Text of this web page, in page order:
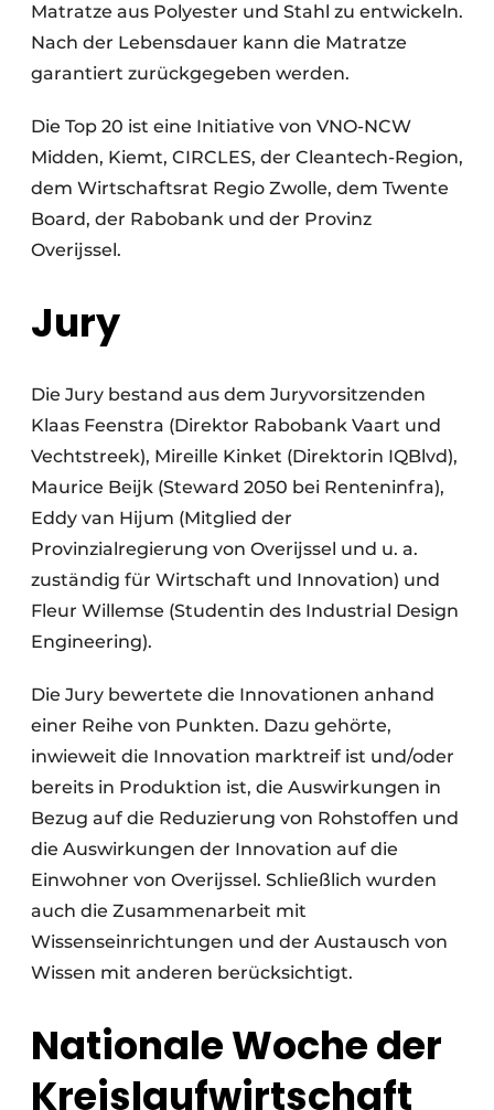
Matratze aus Polyester und Stahl zu entwickeln.
Nach der Lebensdauer kann die Matratze
garantiert zurückgegeben werden.
Die Top 20 ist eine Initiative von VNO-NCW
Midden, Kiemt, CIRCLES, der Cleantech-Region,
dem Wirtschaftsrat Regio Zwolle, dem Twente
Board, der Rabobank und der Provinz
Overijssel.
Jury
Die Jury bestand aus dem Juryvorsitzenden
Klaas Feenstra (Direktor Rabobank Vaart und
Vechtstreek), Mireille Kinket (Direktorin IQBlvd),
Maurice Beijk (Steward 2050 bei Renteninfra),
Eddy van Hijum (Mitglied der
Provinzialregierung von Overijssel und u. a.
zuständig für Wirtschaft und Innovation) und
Fleur Willemse (Studentin des Industrial Design
Engineering).
Die Jury bewertete die Innovationen anhand
einer Reihe von Punkten. Dazu gehörte,
inwieweit die Innovation marktreif ist und/oder
bereits in Produktion ist, die Auswirkungen in
Bezug auf die Reduzierung von Rohstoffen und
die Auswirkungen der Innovation auf die
Einwohner von Overijssel. Schließlich wurden
auch die Zusammenarbeit mit
Wissenseinrichtungen und der Austausch von
Wissen mit anderen berücksichtigt.
Nationale Woche der
Kreislaufwirtschaft